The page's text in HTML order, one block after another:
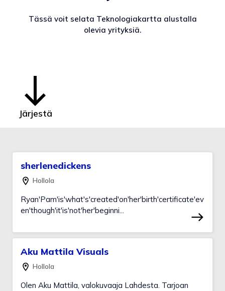
Tässä voit selata Teknologiakartta alustalla
olevia yrityksiä.
Järjestä
sherlenedickens
Hollola
Ryan'Pam'is'what's'created'on'her'birth'certificate'ev
en'though'it'is'not'her'beginni...
Aku Mattila Visuals
Hollola
Olen Aku Mattila, valokuvaaja Lahdesta. Tarjoan